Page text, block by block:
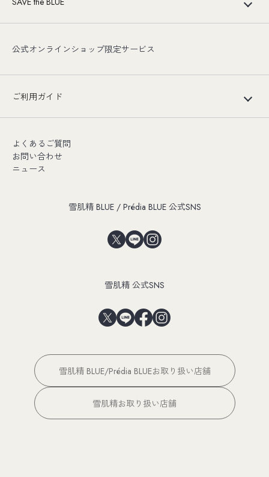
公式オンラインショップ限定サービス
ご利用ガイド
よくあるご質問
お問い合わせ
ニュース
雪肌精 BLUE / Prédia BLUE 公式SNS
雪肌精 公式SNS
雪肌精 BLUE/Prédia BLUEお取り扱い店舗
雪肌精お取り扱い店舗